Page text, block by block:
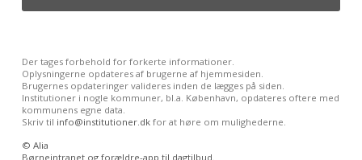
Der tages forbehold for forkerte informationer.
Oplysningerne opdateres af brugerne af hjemmesiden.
Brugernes opdateringer valideres inden de lægges på siden.
Institutioner i nogle kommuner, bl.a. København, opdateres oftere med
kommunens egne data.
Skriv til info@institutioner.dkfor at høre om mulighederne.
© Alia
Børneintranet og forældre-app til dagtilbud.